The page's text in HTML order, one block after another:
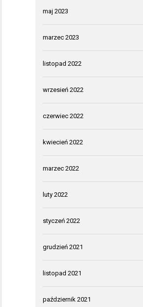
maj 2023
marzec 2023
listopad 2022
wrzesień 2022
czerwiec 2022
kwiecień 2022
marzec 2022
luty 2022
styczeń 2022
grudzień 2021
listopad 2021
październik 2021